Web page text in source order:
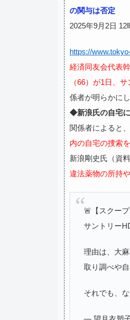
の関与は否定
2025年9月2日 12
https://
経済同友会代表
（66）が1日、
係者が明らかにし
◆新浪氏の自宅
関係者によると、
内の自宅の捜索を
新浪剛史氏（資料
違法薬物の所持
🚨【スクー
サントリー
理由は、大
取り調べや
それでも、